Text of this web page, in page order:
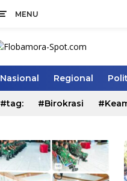
MENU
Nasional Regional
#tag: #Birokrasi